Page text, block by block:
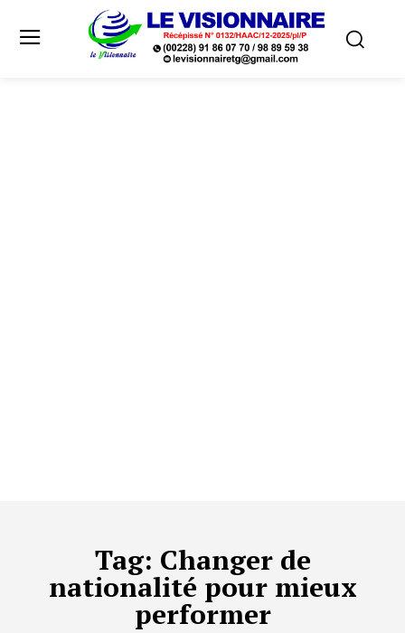
Tag: Changer de
nationalité pour mieux
performer